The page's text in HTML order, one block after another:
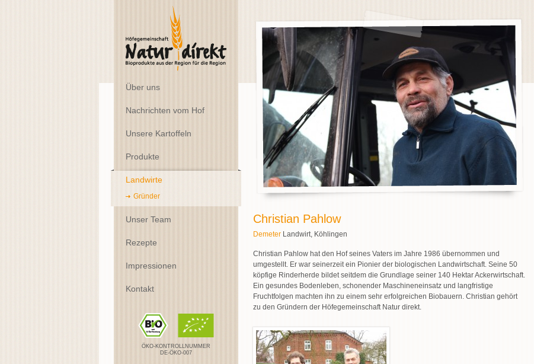
Über uns
Nachrichten vom Hof
Unsere Kartoffeln
Produkte
Landwirte
Gründer
Unser Team
Rezepte
Impressionen
Kontakt
ÖKO-KONTROLLNUMMER
DE-ÖKO-007
Christian Pahlow
Demeter Landwirt, Köhlingen
Christian Pahlow hat den Hof seines Vaters im Jahre 1986 übernommen und
umgestellt. Er war seinerzeit ein Pionier der biologischen Landwirtschaft. Seine 50
köpfige Rinderherde bildet seitdem die Grundlage seiner 140 Hektar Ackerwirtschaft.
Ein gesundes Bodenleben, schonender Maschineneinsatz und langfristige
Fruchtfolgen machten ihn zu einem sehr erfolgreichen Biobauern. Christian gehört
zu den Gründern der Höfegemeinschaft Natur direkt.